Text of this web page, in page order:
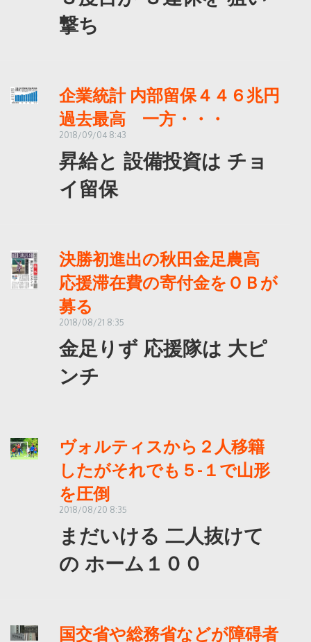
撃ち
企業統計 内部留保４４６兆円
過去最高 一方・・・
2018/09/04 8:43
昇給と 設備投資は チョ
イ留保
決勝初進出の秋田金足農高
応援滞在費の寄付金をＯＢが
募る
2018/08/21 8:35
金足りず 応援隊は 大ピ
ンチ
ヴォルティスから２人移籍
したがそれでも５-１で山形
を圧倒
2018/08/20 8:35
まだいける 二人抜けて
の ホーム１００
国交省や総務省などが障碍者